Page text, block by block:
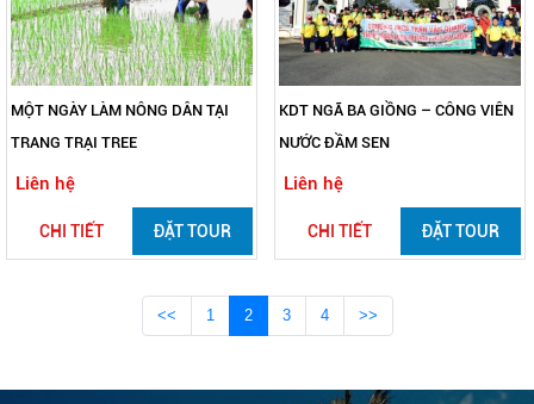
MỘT NGÀY LÀM NÔNG DÂN TẠI
TRANG TRẠI TREE
Liên hệ
CHI TIẾT ĐẶT TOUR
KDT NGÃ BA GIỒNG – CÔNG VIÊN
NƯỚC ĐẦM SEN
Liên hệ
CHI TIẾT ĐẶT TOUR
<< 1 2 3 4 >>